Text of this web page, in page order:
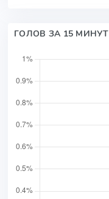
ГОЛОВ ЗА 15 МИНУТ